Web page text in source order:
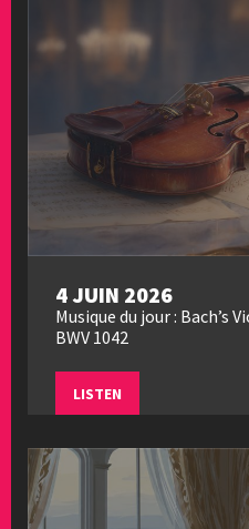
4 JUIN 2026
Musique du jour : Bach’s
BWV 1042
LISTEN